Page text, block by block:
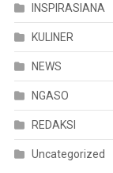
INSPIRASIANA
KULINER
NEWS
NGASO
REDAKSI
Uncategorized